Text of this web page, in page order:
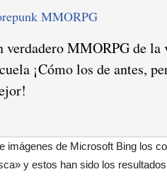
MMORPG
verdadero MMORPG de la
¡Cómo los de antes,
imágenes de Microsoft Bing los
y estos han sido los